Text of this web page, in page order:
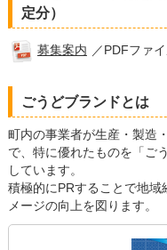
事業者の方へ
読み上げる
ト
定分）
募集案内 ／PDFファ
ごうどブランドとは
町内の事業者が生産・製造
で、特に優れたものを「ご
しています。
積極的にPRすることで地域
メージの向上を図ります。